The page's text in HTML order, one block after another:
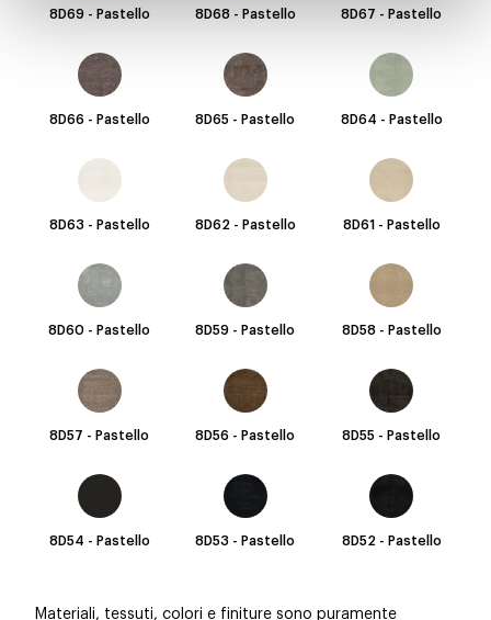
8D69 - Pastello 8D68 - Pastello 8D67 - Pastello
8D66 - Pastello 8D65 - Pastello 8D64 - Pastello
8D63 - Pastello 8D62 - Pastello 8D61 - Pastello
8D60 - Pastello 8D59 - Pastello 8D58 - Pastello
8D57 - Pastello 8D56 - Pastello 8D55 - Pastello
8D54 - Pastello 8D53 - Pastello 8D52 - Pastello
Materiali, tessuti, colori e finiture sono puramente